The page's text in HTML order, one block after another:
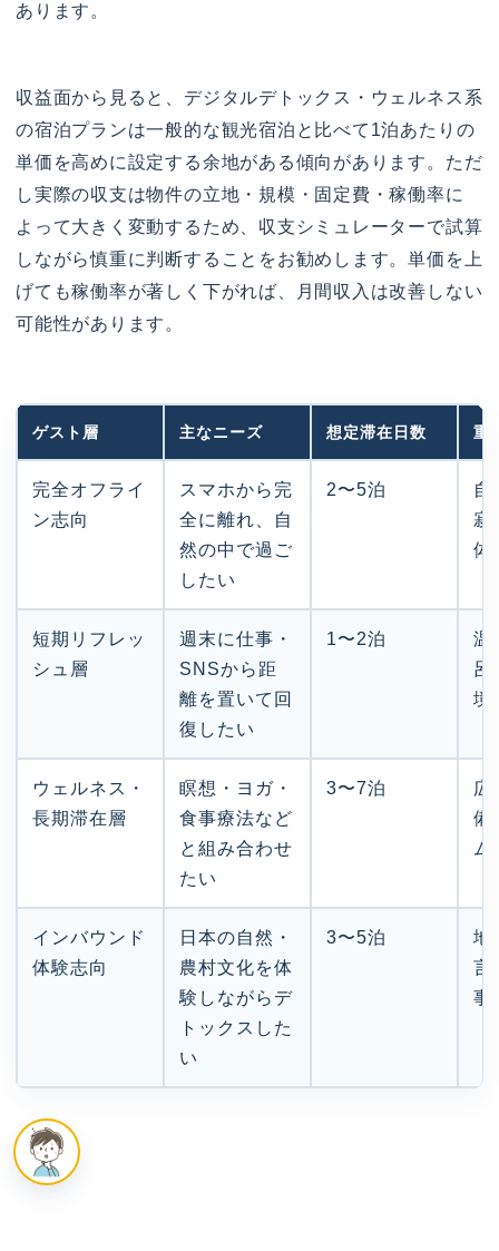
あります。
収益面から見ると、デジタルデトックス・ウェルネス系
の宿泊プランは一般的な観光宿泊と比べて1泊あたりの
単価を高めに設定する余地がある傾向があります。ただ
し実際の収支は物件の立地・規模・固定費・稼働率に
よって大きく変動するため、収支シミュレーターで試算
しながら慎重に判断することをお勧めします。単価を上
げても稼働率が著しく下がれば、月間収入は改善しない
可能性があります。
ゲスト層 主なニーズ 想定滞在日数 重
完全オフライ
ン志向
スマホから完
全に離れ、自
然の中で過ご
したい
2〜5泊
自
寂
体
短期リフレッ
シュ層
週末に仕事・
SNSから距
離を置いて回
復したい
1〜2泊
温
呂
境
ウェルネス・
長期滞在層
瞑想・ヨガ・
食事療法など
と組み合わせ
たい
3〜7泊
広
備
ム
インバウンド
体験志向
日本の自然・
農村文化を体
験しながらデ
トックスした
い
3〜5泊
地
言
事